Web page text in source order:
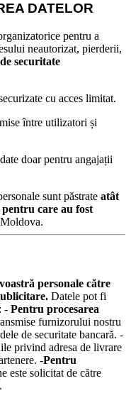
DATELOR
pentru a
neautorizat, pierderii,
securitate
cu acces limitat.
între utilizatori și
doar pentru angajații
sunt păstrate atât
care au fost
personale către
Datele pot fi
: - Pentru procesarea
furnizorului nostru
de securitate bancară. -
privind adresa de livrare
-Pentru
este solicitat de către